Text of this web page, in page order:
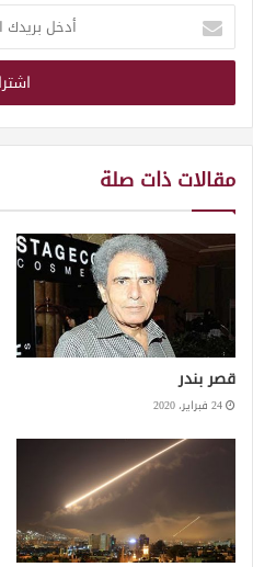
أدخل
بريدك
الإلكتروني
مقالات ذات صلة
قصر بندر
24 فبراير، 2020